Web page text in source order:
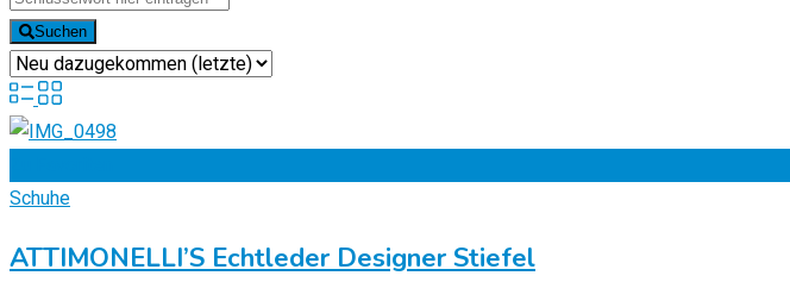
Suchen
Schuhe
ATTIMONELLI’S Echtleder Designer Stiefel